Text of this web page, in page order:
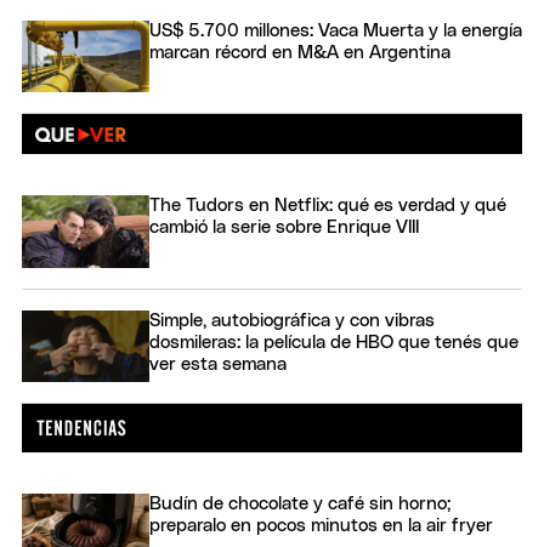
US$ 5.700 millones: Vaca Muerta y la energía
marcan récord en M&A en Argentina
The Tudors en Netflix: qué es verdad y qué
cambió la serie sobre Enrique VIII
Simple, autobiográfica y con vibras
dosmileras: la película de HBO que tenés que
ver esta semana
Budín de chocolate y café sin horno;
preparalo en pocos minutos en la air fryer